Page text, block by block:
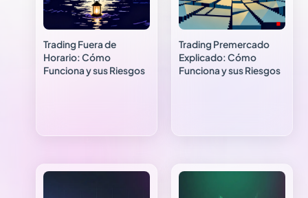
Trading Fuera de
Horario: Cómo
Funciona y sus Riesgos
Trading Premercado
Explicado: Cómo
Funciona y sus Riesgos